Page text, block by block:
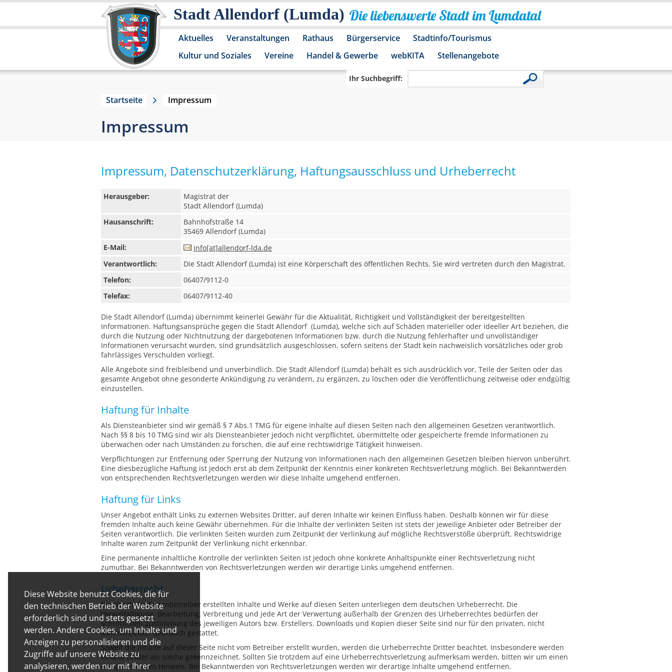
Diese Website benutzt Cookies, die für
den technischen Betrieb der Website
erforderlich sind und stets gesetzt
werden. Andere Cookies, um Inhalte und
Anzeigen zu personalisieren und die
Zugriffe auf unsere Website zu
analysieren, werden nur mit Ihrer
Stadt Allendorf (Lumda) Die liebenswerte Stadt im Lumdatal
Aktuelles Veranstaltungen Rathaus Bürgerservice
Stadtinfo/Tourismus
Kultur und Soziales
Vereine Handel & Gewerbe webKITA Stellenangebote
Ihr Suchbegriff:
Startseite Impressum
Impressum
Impressum, Datenschutzerklärung, Haftungsausschluss und Urheberrecht
Herausgeber:
Magistrat der
Stadt Allendorf (Lumda)
Hausanschrift:
Bahnhofstraße 14
35469 Allendorf (Lumda)
E-Mail:
info[at]allendorf-lda.de
Verantwortlich:
Die Stadt Allendorf (Lumda) ist eine Körperschaft des öffentlichen Rechts. Sie wird vertreten durch den Magistrat.
Telefon:
06407/9112-0
Telefax:
06407/9112-40
Die Stadt Allendorf (Lumda) übernimmt keinerlei Gewähr für die Aktualität, Richtigkeit und Vollständigkeit der bereitgestellten
Informationen. Haftungsansprüche gegen die Stadt Allendorf (Lumda), welche sich auf Schäden materieller oder ideeller Art beziehen, die
durch die Nutzung oder Nichtnutzung der dargebotenen Informationen bzw. durch die Nutzung fehlerhafter und unvollständiger
Informationen verursacht wurden, sind grundsätzlich ausgeschlossen, sofern seitens der Stadt kein nachweislich vorsätzliches oder grob
fahrlässiges Verschulden vorliegt.
Alle Angebote sind freibleibend und unverbindlich. Die Stadt Allendorf (Lumda) behält es sich ausdrücklich vor, Teile der Seiten oder das
gesamte Angebot ohne gesonderte Ankündigung zu verändern, zu ergänzen, zu löschen oder die Veröffentlichung zeitweise oder endgültig
einzustellen.
Haftung für Inhalte
Als Diensteanbieter sind wir gemäß § 7 Abs.1 TMG für eigene Inhalte auf diesen Seiten nach den allgemeinen Gesetzen verantwortlich.
Nach §§ 8 bis 10 TMG sind wir als Diensteanbieter jedoch nicht verpflichtet, übermittelte oder gespeicherte fremde Informationen zu
überwachen oder nach Umständen zu forschen, die auf eine rechtswidrige Tätigkeit hinweisen.
Verpflichtungen zur Entfernung oder Sperrung der Nutzung von Informationen nach den allgemeinen Gesetzen bleiben hiervon unberührt.
Eine diesbezügliche Haftung ist jedoch erst ab dem Zeitpunkt der Kenntnis einer konkreten Rechtsverletzung möglich. Bei Bekanntwerden
von entsprechenden Rechtsverletzungen werden wir diese Inhalte umgehend entfernen.
Haftung für Links
Unser Angebot enthält Links zu externen Websites Dritter, auf deren Inhalte wir keinen Einfluss haben. Deshalb können wir für diese
fremden Inhalte auch keine Gewähr übernehmen. Für die Inhalte der verlinkten Seiten ist stets der jeweilige Anbieter oder Betreiber der
Seiten verantwortlich. Die verlinkten Seiten wurden zum Zeitpunkt der Verlinkung auf mögliche Rechtsverstöße überprüft. Rechtswidrige
Inhalte waren zum Zeitpunkt der Verlinkung nicht erkennbar.
Eine permanente inhaltliche Kontrolle der verlinkten Seiten ist jedoch ohne konkrete Anhaltspunkte einer Rechtsverletzung nicht
zumutbar. Bei Bekanntwerden von Rechtsverletzungen werden wir derartige Links umgehend entfernen.
Urheberrecht
Die durch die Seitenbetreiber erstellten Inhalte und Werke auf diesen Seiten unterliegen dem deutschen Urheberrecht. Die
Vervielfältigung, Bearbeitung, Verbreitung und jede Art der Verwertung außerhalb der Grenzen des Urheberrechtes bedürfen der
schriftlichen Zustimmung des jeweiligen Autors bzw. Erstellers. Downloads und Kopien dieser Seite sind nur für den privaten, nicht
kommerziellen Gebrauch gestattet.
Soweit die Inhalte auf dieser Seite nicht vom Betreiber erstellt wurden, werden die Urheberrechte Dritter beachtet. Insbesondere werden
Inhalte Dritter als solche gekennzeichnet. Sollten Sie trotzdem auf eine Urheberrechtsverletzung aufmerksam werden, bitten wir um einen
entsprechenden Hinweis. Bei Bekanntwerden von Rechtsverletzungen werden wir derartige Inhalte umgehend entfernen.